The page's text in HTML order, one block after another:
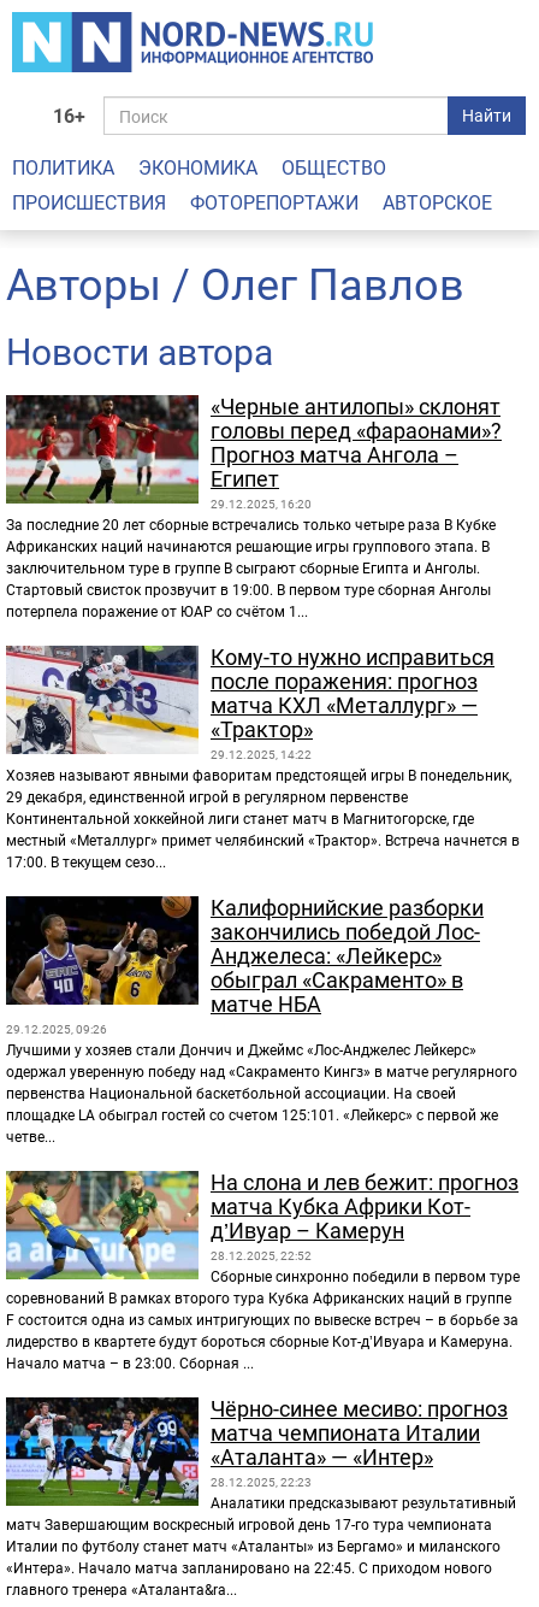
16+ Найти
ПОЛИТИКА ЭКОНОМИКА
ОБЩЕСТВО
ПРОИСШЕСТВИЯ
ФОТОРЕПОРТАЖИ АВТОРСКОЕ
Авторы / Олег Павлов
Новости автора
«Черные антилопы» склонят
головы перед «фараонами»?
Прогноз матча Ангола –
Египет
29.12.2025, 16:20
За последние 20 лет сборные встречались только четыре раза В Кубке
Африканских наций начинаются решающие игры группового этапа. В
заключительном туре в группе B сыграют сборные Египта и Анголы.
Стартовый свисток прозвучит в 19:00. В первом туре сборная Анголы
потерпела поражение от ЮАР со счётом 1...
Кому-то нужно исправиться
после поражения: прогноз
матча КХЛ «Металлург» —
«Трактор»
29.12.2025, 14:22
Хозяев называют явными фаворитам предстоящей игры В понедельник,
29 декабря, единственной игрой в регулярном первенстве
Континентальной хоккейной лиги станет матч в Магнитогорске, где
местный «Металлург» примет челябинский «Трактор». Встреча начнется в
17:00. В текущем сезо...
Калифорнийские разборки
закончились победой Лос-
Анджелеса: «Лейкерс»
обыграл «Сакраменто» в
матче НБА
29.12.2025, 09:26
Лучшими у хозяев стали Дончич и Джеймс «Лос-Анджелес Лейкерс»
одержал уверенную победу над «Сакраменто Кингз» в матче регулярного
первенства Национальной баскетбольной ассоциации. На своей
площадке LA обыграл гостей со счетом 125:101. «Лейкерс» с первой же
четве...
На слона и лев бежит: прогноз
матча Кубка Африки Кот-
д’Ивуар – Камерун
28.12.2025, 22:52
Сборные синхронно победили в первом туре
соревнований В рамках второго тура Кубка Африканских наций в группе
F состоится одна из самых интригующих по вывеске встреч – в борьбе за
лидерство в квартете будут бороться сборные Кот-д’Ивуара и Камеруна.
Начало матча – в 23:00. Сборная ...
Чёрно-синее месиво: прогноз
матча чемпионата Италии
«Аталанта» — «Интер»
28.12.2025, 22:23
Аналатики предсказывают результативный
матч Завершающим воскресный игровой день 17-го тура чемпионата
Италии по футболу станет матч «Аталанты» из Бергамо» и миланского
«Интера». Начало матча запланировано на 22:45. С приходом нового
главного тренера «Аталанта&ra...